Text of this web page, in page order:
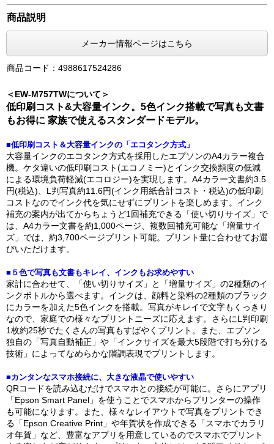
商品説明
メーカー情報ページはこちら
商品コード：4988617524286
＜EW-M757TWについて＞
低印刷コスト&大容量インク。5色インク搭載で写真も文書
もお得に 家族で使えるスタンダードモデル。
■低印刷コスト＆大容量インクの「エコタンク方式」
大容量インクのエコタンク方式を採用したエプソンのA4カラー複合
機。ケタ違いの低印刷コスト(エコノミー)とインク交換頻度の低減
による環境負荷軽減(エコロジー)を実現します。A4カラー文書約3.5
円(税込)、L判写真約11.6円(インク用紙合計コスト・税込)の低印刷
コストなのでインク代を気にせずにプリントを楽しめます。インク
補充の案内が出てからちょうど1回補充できる「使い切りサイズ」で
は、A4カラー文書を約1,000ページ、複数回補充可能な「増量サイ
ズ」では、約3,700ページプリント可能。プリント量に合わせてお選
びいただけます。
■５色で写真も文書もキレイ、インクもお求めやすい
家計に合わせて、「使い切りサイズ」と「増量サイズ」の2種類のイ
ンクボトルから選べます。インクは、顔料と染料の2種類のブラック
にカラーを加えた5色インクを搭載。写真がキレイで文字もくっきり
なので、家庭での様々なプリントニーズに応えます。さらにL判印刷
1枚約25秒でたくさんの写真もすばやくプリント。また、エプソン
独自の「写真自動補正」や「インクサイズを最大5段階で打ち分ける
技術」によってなめらかな階調表現でプリントします。
■カンタンなスマホ接続に、大きな液晶で使いやすい
QRコードを読み込むだけでスマホとの接続が可能に。さらにアプリ
「Epson Smart Panel」を使うことでスマホからプリンターの操作
も可能になります。また、様々なレイアウトで写真をプリントでき
る「Epson Creative Print」や年賀状を作成できる「スマホでカラリ
オ年賀」など、豊富なアプリを用意しているのでスマホでプリント